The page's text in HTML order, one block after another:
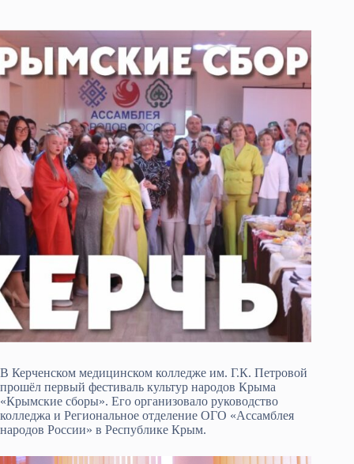
В Керченском медицинском колледже им. Г.К. Петровой
прошёл первый фестиваль культур народов Крыма
«Крымские сборы». Его организовало руководство
колледжа и Региональное отделение ОГО «Ассамблея
народов России» в Республике Крым.